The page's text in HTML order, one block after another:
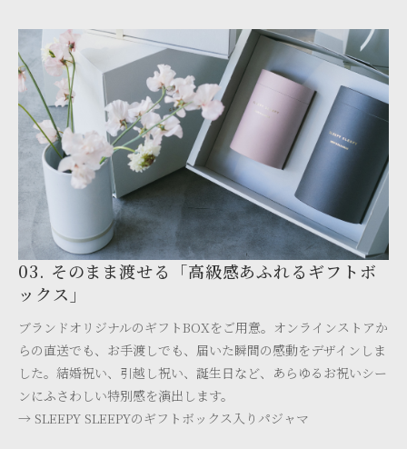
03. そのまま渡せる「高級感あふれるギフトボ
ックス」
ブランドオリジナルのギフトBOXをご用意。オンラインストアか
らの直送でも、お手渡しでも、届いた瞬間の感動をデザインしま
した。結婚祝い、引越し祝い、誕生日など、あらゆるお祝いシー
ンにふさわしい特別感を演出します。
→ SLEEPY SLEEPYのギフトボックス入りパジャマ